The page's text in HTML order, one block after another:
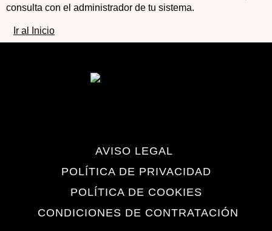
consulta con el administrador de tu sistema.
Ir al Inicio
AVISO LEGAL
POLÍTICA DE PRIVACIDAD
POLÍTICA DE COOKIES
CONDICIONES DE CONTRATACIÓN